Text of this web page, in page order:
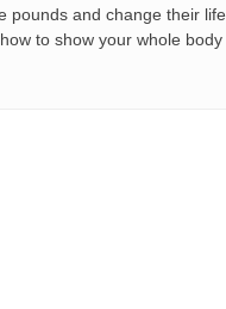
and change their
to show your whole body